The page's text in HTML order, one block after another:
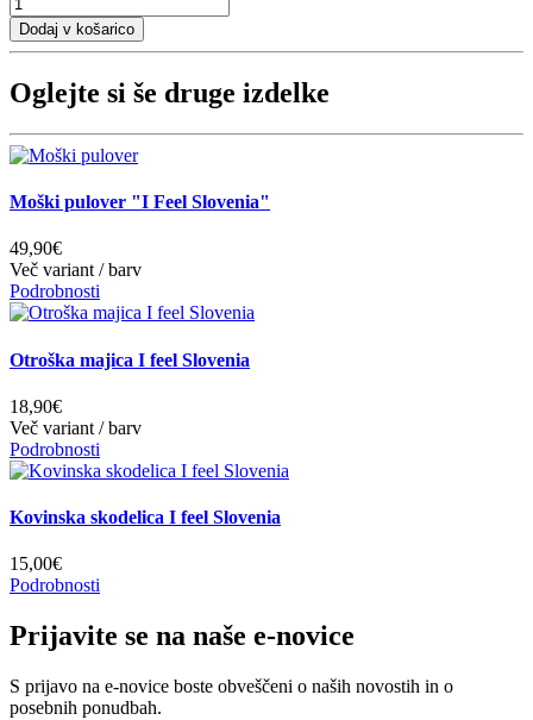
Oglejte si še druge izdelke
Moški pulover "I Feel Slovenia"
49,90€
Več variant / barv
Podrobnosti
Otroška majica I feel Slovenia
18,90€
Več variant / barv
Podrobnosti
Kovinska skodelica I feel Slovenia
15,00€
Podrobnosti
Prijavite se na naše e-novice
S prijavo na e-novice boste obveščeni o naših novostih in o
posebnih ponudbah.